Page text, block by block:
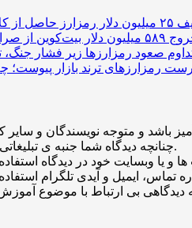
است
بیت‌کوین از صرافی بایننس و تاثیر آن بر بازار
صعود رمزارزها زیر فشار
چنانچه دیدگاه شما جنبه ی تبلیغاتی داشته باشد تایید نخواهد شد.